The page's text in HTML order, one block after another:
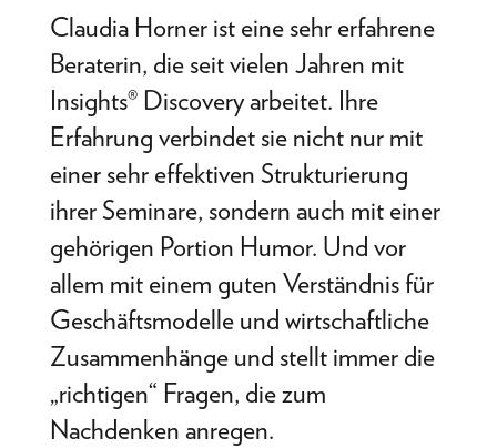
Claudia Horner ist eine sehr erfahrene
Beraterin, die seit vielen Jahren mit
Insights® Discovery arbeitet. Ihre
Erfahrung verbindet sie nicht nur mit
einer sehr effektiven Strukturierung
ihrer Seminare, sondern auch mit einer
gehörigen Portion Humor. Und vor
allem mit einem guten Verständnis für
Geschäftsmodelle und wirtschaftliche
Zusammenhänge und stellt immer die
„richtigen“ Fragen, die zum
Nachdenken anregen.